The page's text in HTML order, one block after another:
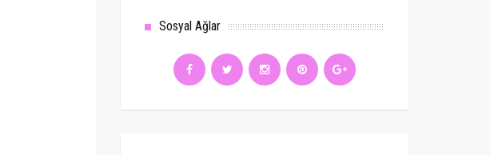
Sosyal Ağlar